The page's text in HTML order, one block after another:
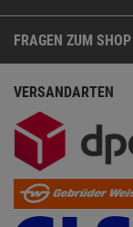
FRAGEN ZUM SHOP
VERSANDARTEN